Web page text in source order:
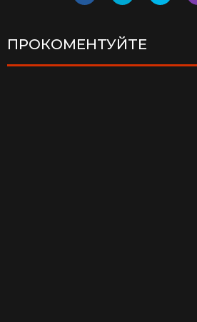
ПРОКОМЕНТУЙТЕ